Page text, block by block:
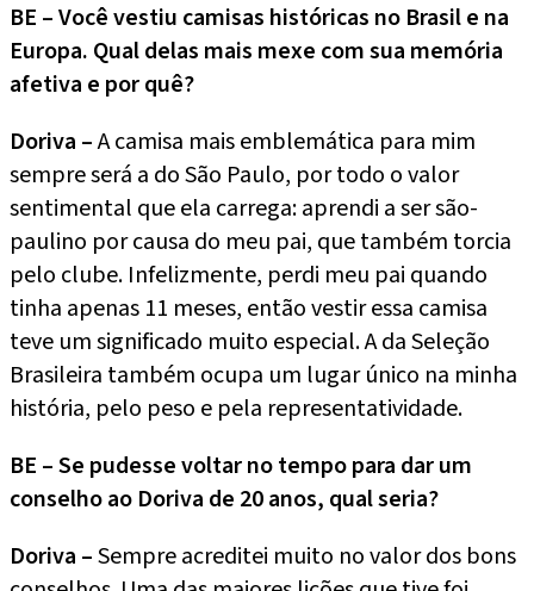
BE – Você vestiu camisas históricas no Brasil e na
Europa. Qual delas mais mexe com sua memória
afetiva e por quê?
Doriva –A camisa mais emblemática para mim
sempre será a do São Paulo, por todo o valor
sentimental que ela carrega: aprendi a ser são-
paulino por causa do meu pai, que também torcia
pelo clube. Infelizmente, perdi meu pai quando
tinha apenas 11 meses, então vestir essa camisa
teve um significado muito especial. A da Seleção
Brasileira também ocupa um lugar único na minha
história, pelo peso e pela representatividade.
BE – Se pudesse voltar no tempo para dar um
conselho ao Doriva de 20 anos, qual seria?
Doriva –Sempre acreditei muito no valor dos bons